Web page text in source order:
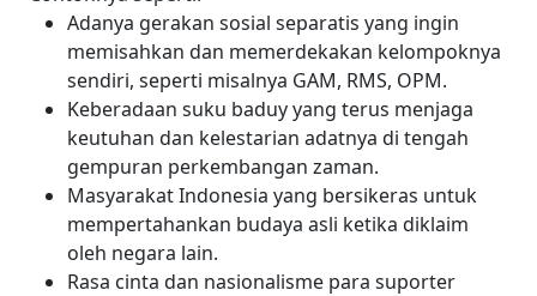
Adanya gerakan sosial separatis yang ingin
memisahkan dan memerdekakan kelompoknya
sendiri, seperti misalnya GAM, RMS, OPM.
Keberadaan suku baduy yang terus menjaga
keutuhan dan kelestarian adatnya di tengah
gempuran perkembangan zaman.
Masyarakat Indonesia yang bersikeras untuk
mempertahankan budaya asli ketika diklaim
oleh negara lain.
Rasa cinta dan nasionalisme para suporter